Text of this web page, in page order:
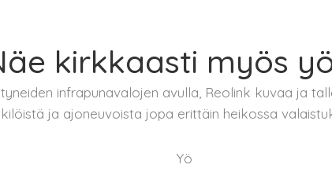
kirkkaasti myös
infrapunavalojen avulla, Reolink kuvaa ja
ja ajoneuvoista jopa erittäin heikossa
Yö